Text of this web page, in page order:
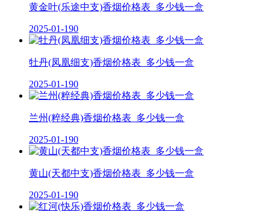
黄金叶(乐途中支)香烟价格表_多少钱一盒
2025-01-190
牡丹(凤凰细支)香烟价格表_多少钱一盒
2025-01-190
兰州(粹经典)香烟价格表_多少钱一盒
2025-01-190
黄山(天都中支)香烟价格表_多少钱一盒
2025-01-190